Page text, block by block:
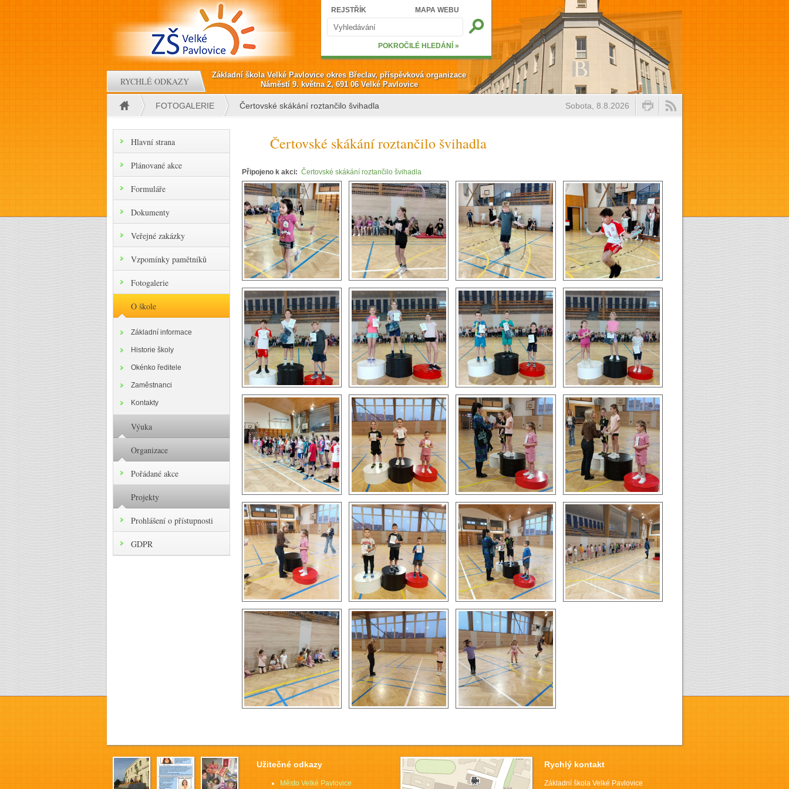
Vyhledávání
Hledat
REJSTŘÍK MAPA WEBU
POKROČILÉ HLEDÁNÍ »
RYCHLÉ ODKAZY
Základní škola Velké Pavlovice okres Břeclav, příspěvková organizace
Náměstí 9. května 2, 691 06 Velké Pavlovice
Jste zde FOTOGALERIE Čertovské skákání roztančilo švihadla Sobota, 8.8.2026
Čertovské skákání roztančilo švihadla
Připojeno k akci: Čertovské skákání roztančilo švihadla
Hlavní strana
Plánované akce
Formuláře
Dokumenty
Veřejné zakázky
Vzpomínky pamětníků
Fotogalerie
O škole
Základní informace
Historie školy
Okénko ředitele
Zaměstnanci
Kontakty
Výuka
Organizace
Pořádané akce
Projekty
Prohlášení o přístupnosti
GDPR
Užitečné odkazy
Město Velké Pavlovice
Rychlý kontakt
Základní škola Velké Pavlovice